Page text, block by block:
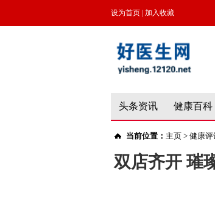
设为首页 加入收藏
头条资讯 健康百科
当前位置： 主页 > 健康评
双店齐开 璀